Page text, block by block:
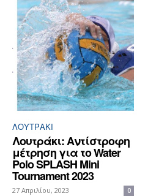
ΛΟΥΤΡΆΚΙ
Λουτράκι: Αντίστροφη
μέτρηση για το Water
Polo SPLASH Mini
Tournament 2023
27 Απριλίου, 2023 0